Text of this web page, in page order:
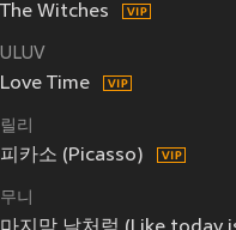
The Witches
ULUV
Love Time
릴리
피카소 (Picasso)
무니